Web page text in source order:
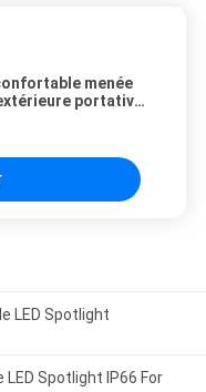
menée
portative
LED Spotlight
Spotlight IP66 For